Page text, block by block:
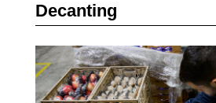
Decanting